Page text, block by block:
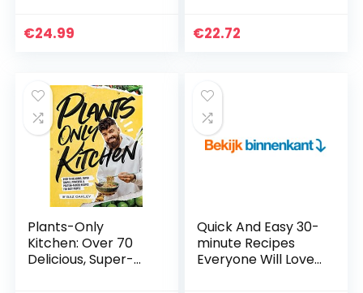
€24.99 €22.72
Plants-Only
Kitchen: Over 70
Delicious, Super-
Quick And Easy 30-
minute Recipes
Everyone Will Love